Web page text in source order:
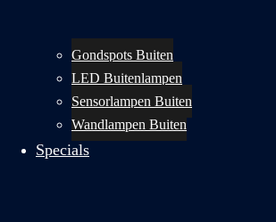
Gondspots Buiten
LED Buitenlampen
Sensorlampen Buiten
Wandlampen Buiten
Specials